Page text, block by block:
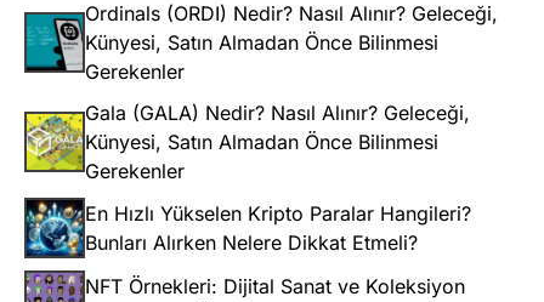
Ordinals (ORDI) Nedir? Nasıl Alınır? Geleceği,
Künyesi, Satın Almadan Önce Bilinmesi
Gerekenler
Gala (GALA) Nedir? Nasıl Alınır? Geleceği,
Künyesi, Satın Almadan Önce Bilinmesi
Gerekenler
En Hızlı Yükselen Kripto Paralar Hangileri?
Bunları Alırken Nelere Dikkat Etmeli?
NFT Örnekleri: Dijital Sanat ve Koleksiyon